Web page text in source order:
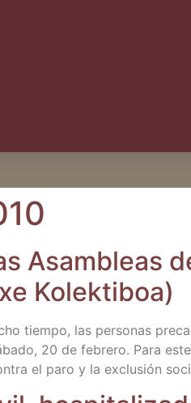
Asam­bleas
Kolektiboa)
tiem­po, las per­so­nas
20 de febre­ro. Para
el paro y la exclu­sión